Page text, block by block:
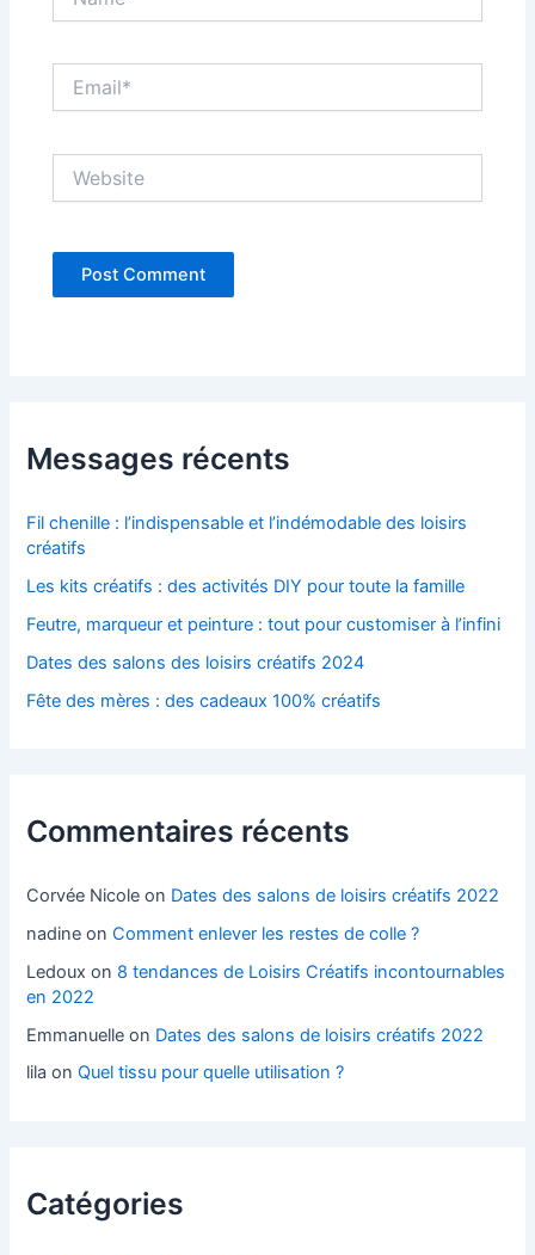
Messages récents
Fil chenille : l’indispensable et l’indémodable des loisirs
créatifs
Les kits créatifs : des activités DIY pour toute la famille
Feutre, marqueur et peinture : tout pour customiser à l’infini
Dates des salons des loisirs créatifs 2024
Fête des mères : des cadeaux 100% créatifs
Commentaires récents
Corvée Nicole on Dates des salons de loisirs créatifs 2022
nadine onComment enlever les restes de colle ?
Ledoux on 8 tendances de Loisirs Créatifs incontournables
en 2022
Emmanuelle on Dates des salons de loisirs créatifs 2022
lila onQuel tissu pour quelle utilisation ?
Catégories